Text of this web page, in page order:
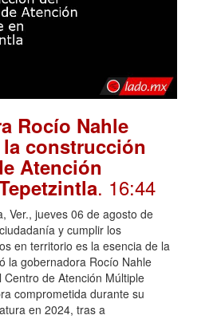
Rocío Nahle
construcción
Atención
. 16:44
Ver., jueves 06 de agosto de
y cumplir los
en territorio es la esencia de la
la gobernadora Rocío Nahle
de Atención Múltiple
comprometida durante su
en 2024, tras a